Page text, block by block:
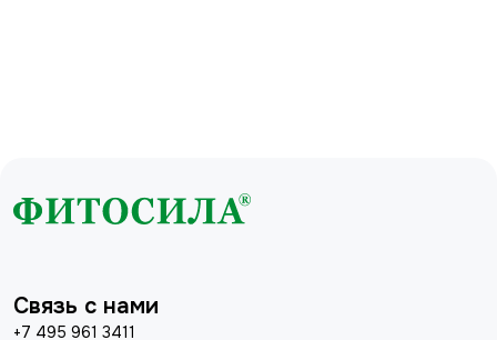
Связь с нами
+7 495 961 3411